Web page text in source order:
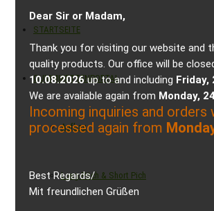
STARTSEITE
GUMMIKETTENPORTAL
Aufbau
Long Pitch & Short Pich
Dear Sir or Madam,
Thank you for visiting our website and
quality products. Our office will be
10.08.2026up to and including Friday,
We are available again from Monday,
Incoming inquiries and orders
processed again from
Best Regards/
Mit freundlichen Grüßen